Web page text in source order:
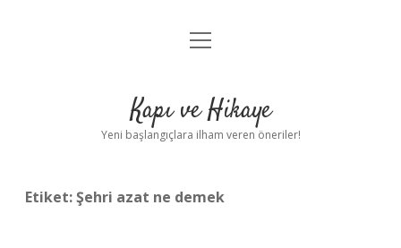
Anasayfa
Yasal Uyarı
menüyü
Kapı ve Hikaye
Yeni başlangıçlara ilham veren öneriler!
Etiket:Şehri azat ne demek